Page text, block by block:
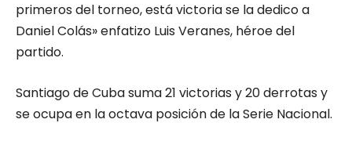
primeros del torneo, está victoria se la dedico a
Daniel Colás» enfatizo Luis Veranes, héroe del
partido.
Santiago de Cuba suma 21 victorias y 20 derrotas y
se ocupa en la octava posición de la Serie Nacional.